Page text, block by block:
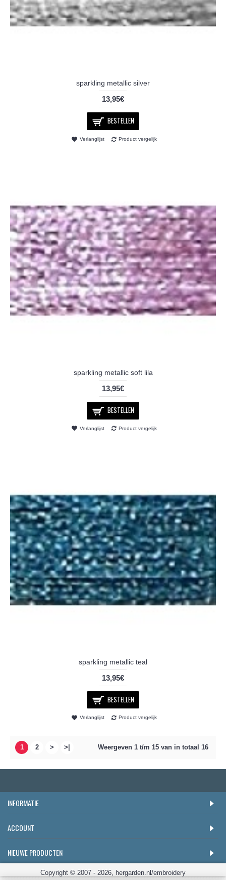
sparkling metallic silver
13,95€
BESTELLEN
Verlanglijst Product vergelijk
sparkling metallic soft lila
13,95€
BESTELLEN
Verlanglijst Product vergelijk
sparkling metallic teal
13,95€
BESTELLEN
Verlanglijst Product vergelijk
1 2 > >| Weergeven 1 t/m 15 van in totaal 16
INFORMATIE
ACCOUNT
NIEUWE PRODUCTEN
Copyright © 2007 - 2026, hergarden.nl/embroidery